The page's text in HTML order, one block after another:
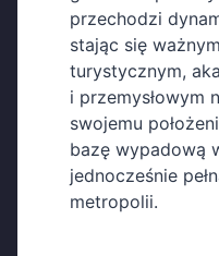
przechodzi
stając się
turystycznym,
i przemysłowym
swojemu
bazę wypadową
jednocześnie
metropolii.